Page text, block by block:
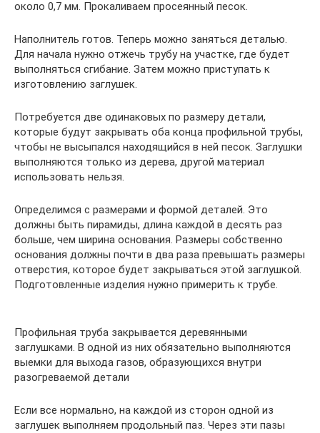
около 0,7 мм. Прокаливаем просеянный песок.
Наполнитель готов. Теперь можно заняться деталью.
Для начала нужно отжечь трубу на участке, где будет
выполняться сгибание. Затем можно приступать к
изготовлению заглушек.
Потребуется две одинаковых по размеру детали,
которые будут закрывать оба конца профильной трубы,
чтобы не высыпался находящийся в ней песок. Заглушки
выполняются только из дерева, другой материал
использовать нельзя.
Определимся с размерами и формой деталей. Это
должны быть пирамиды, длина каждой в десять раз
больше, чем ширина основания. Размеры собственно
основания должны почти в два раза превышать размеры
отверстия, которое будет закрываться этой заглушкой.
Подготовленные изделия нужно примерить к трубе.
Профильная труба закрывается деревянными
заглушками. В одной из них обязательно выполняются
выемки для выхода газов, образующихся внутри
разогреваемой детали
Если все нормально, на каждой из сторон одной из
заглушек выполняем продольный паз. Через эти пазы